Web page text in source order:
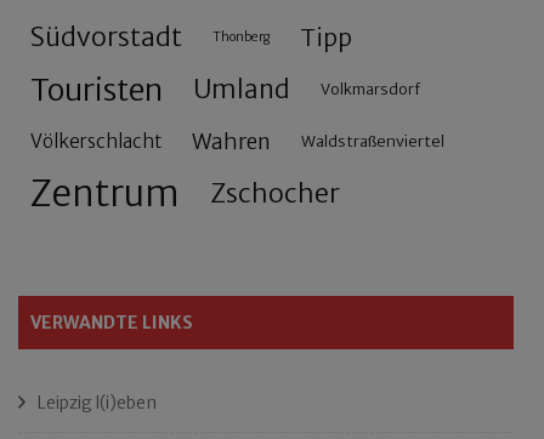
Südvorstadt Thonberg Tipp
Touristen Umland Volkmarsdorf
Völkerschlacht Wahren Waldstraßenviertel
Zentrum Zschocher
VERWANDTE LINKS
Leipzig l(i)eben